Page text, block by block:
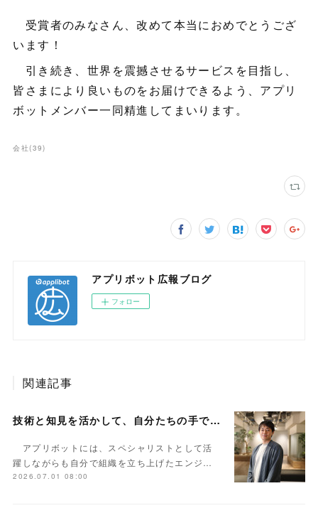
受賞者のみなさん、改めて本当におめでとうござ
います！
引き続き、世界を震撼させるサービスを目指し、
皆さまにより良いものをお届けできるよう、アプリ
ボットメンバー一同精進してまいります。
会社(39)
アプリボット広報ブログ
フォロー
関連記事
技術と知見を活かして、自分たちの手でより良い組織をつくる――「スペシャリスト」として歩むエンジニアキャリア事例
アプリボットには、スペシャリストとして活
躍しながらも自分で組織を立ち上げたエンジ…
2026.07.01 08:00